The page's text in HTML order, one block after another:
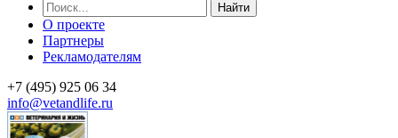
Найти
О проекте
Партнеры
Рекламодателям
+7 (495) 925 06 34
info@vetandlife.ru